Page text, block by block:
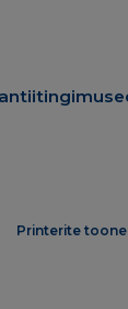
Printerite